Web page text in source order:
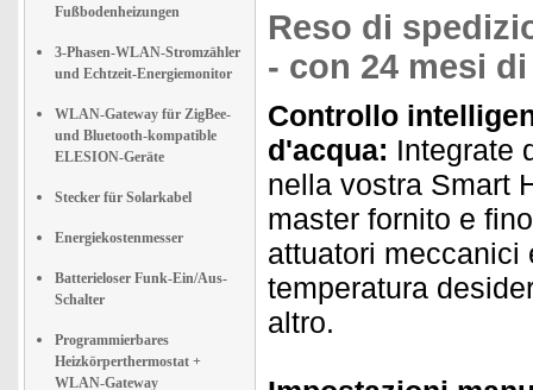
Fußbodenheizungen
3-Phasen-WLAN-Stromzähler
und Echtzeit-Energiemonitor
WLAN-Gateway für ZigBee-
und Bluetooth-kompatible
ELESION-Geräte
Stecker für Solarkabel
Energiekostenmesser
Batterieloser Funk-Ein/Aus-
Schalter
Programmierbares
Heizkörperthermostat +
WLAN-Gateway
Reso di
- con 24 mesi
Controllo
d'acqua: Integrate
nella vostra Smart
master fornito e
attuatori meccanici
temperatura
altro.